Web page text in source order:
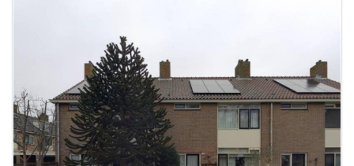
Om kans te
maken moet je
binnen 15
minuten
reageren.
Stekkies helpt
je hierbij!